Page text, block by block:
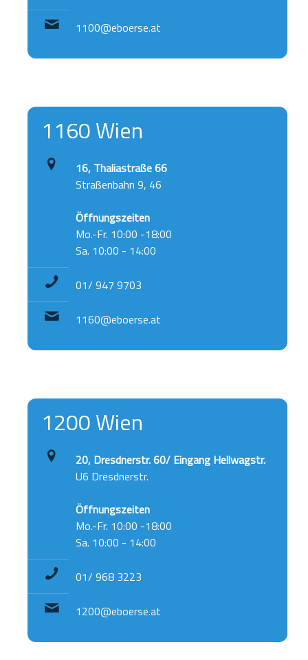
1100@eboerse.at
1160 Wien
16, Thaliastraße 66
Straßenbahn 9, 46
Öffnungszeiten
Mo.-Fr. 10:00 -18:00
Sa. 10:00 - 14:00
01/ 947 9703
1160@eboerse.at
1200 Wien
20, Dresdnerstr. 60/ Eingang Hellwagstr.
U6 Dresdnerstr.
Öffnungszeiten
Mo.-Fr. 10:00 -18:00
Sa. 10:00 - 14:00
01/ 968 3223
1200@eboerse.at